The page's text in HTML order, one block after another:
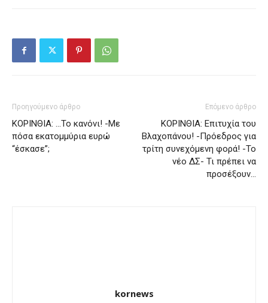
Προηγούμενο άρθρο
ΚΟΡΙΝΘΙΑ: …Το κανόνι! -Με
πόσα εκατομμύρια ευρώ
“έσκασε”;
Επόμενο άρθρο
ΚΟΡΙΝΘΙΑ: Επιτυχία του
Βλαχοπάνου! -Πρόεδρος για
τρίτη συνεχόμενη φορά! -Το
νέο ΔΣ- Τι πρέπει να
προσέξουν…
kornews